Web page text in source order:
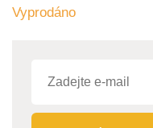
Vyprodáno